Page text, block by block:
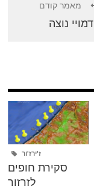
מאמר קודם
דמויי נוצה
ז'ירז'ור
סקירת חופים
לזרזור